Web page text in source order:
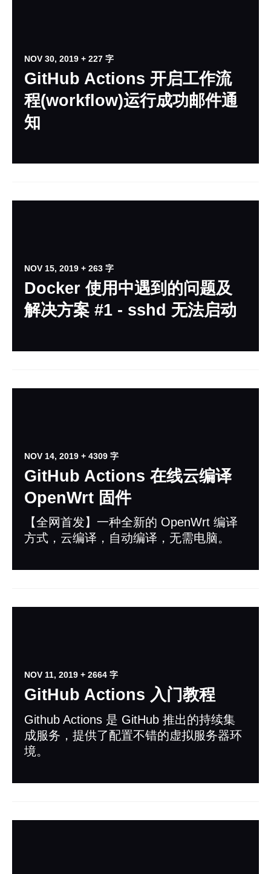
NOV 30, 2019 + 227 字
GitHub Actions 开启工作流
程(workflow)运行成功邮件通
知
NOV 15, 2019 + 263 字
Docker 使用中遇到的问题及
解决方案 #1 - sshd 无法启动
NOV 14, 2019 + 4309 字
GitHub Actions 在线云编译
OpenWrt 固件
【全网首发】一种全新的 OpenWrt 编译
方式，云编译，自动编译，无需电脑。
NOV 11, 2019 + 2664 字
GitHub Actions 入门教程
Github Ac­tions 是 GitHub 推出的持续集
成服务，提供了配置不错的虚拟服务器环
境。